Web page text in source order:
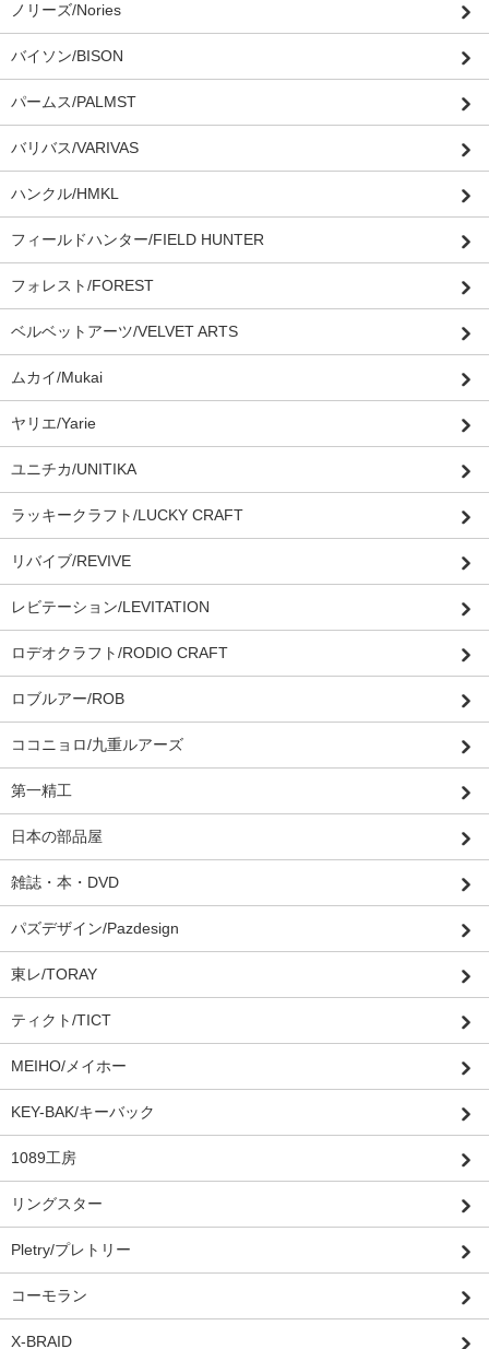
ノリーズ/Nories
バイソン/BISON
パームス/PALMST
バリバス/VARIVAS
ハンクル/HMKL
フィールドハンター/FIELD HUNTER
フォレスト/FOREST
ベルベットアーツ/VELVET ARTS
ムカイ/Mukai
ヤリエ/Yarie
ユニチカ/UNITIKA
ラッキークラフト/LUCKY CRAFT
リバイブ/REVIVE
レビテーション/LEVITATION
ロデオクラフト/RODIO CRAFT
ロブルアー/ROB
ココニョロ/九重ルアーズ
第一精工
日本の部品屋
雑誌・本・DVD
パズデザイン/Pazdesign
東レ/TORAY
ティクト/TICT
MEIHO/メイホー
KEY-BAK/キーバック
1089工房
リングスター
Pletry/プレトリー
コーモラン
X-BRAID